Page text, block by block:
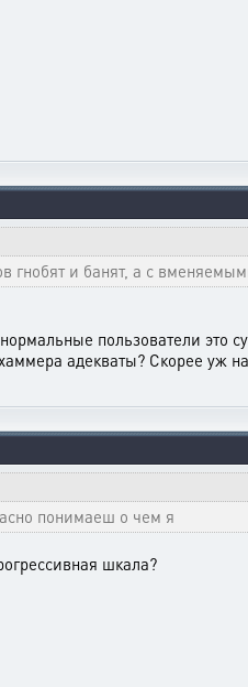
гнобят и банят, а с
пользователи это
адекваты? Скорее уж
понимаеш о чем я
шкала?